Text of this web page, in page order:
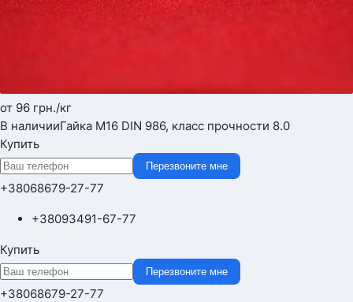
от 96 грн./кг
В наличииГайка М16 DIN 986, класс прочности 8.0
Купить
Перезвоните мне
+38068679-27-77
+38093491-67-77
Купить
Перезвоните мне
+38068679-27-77